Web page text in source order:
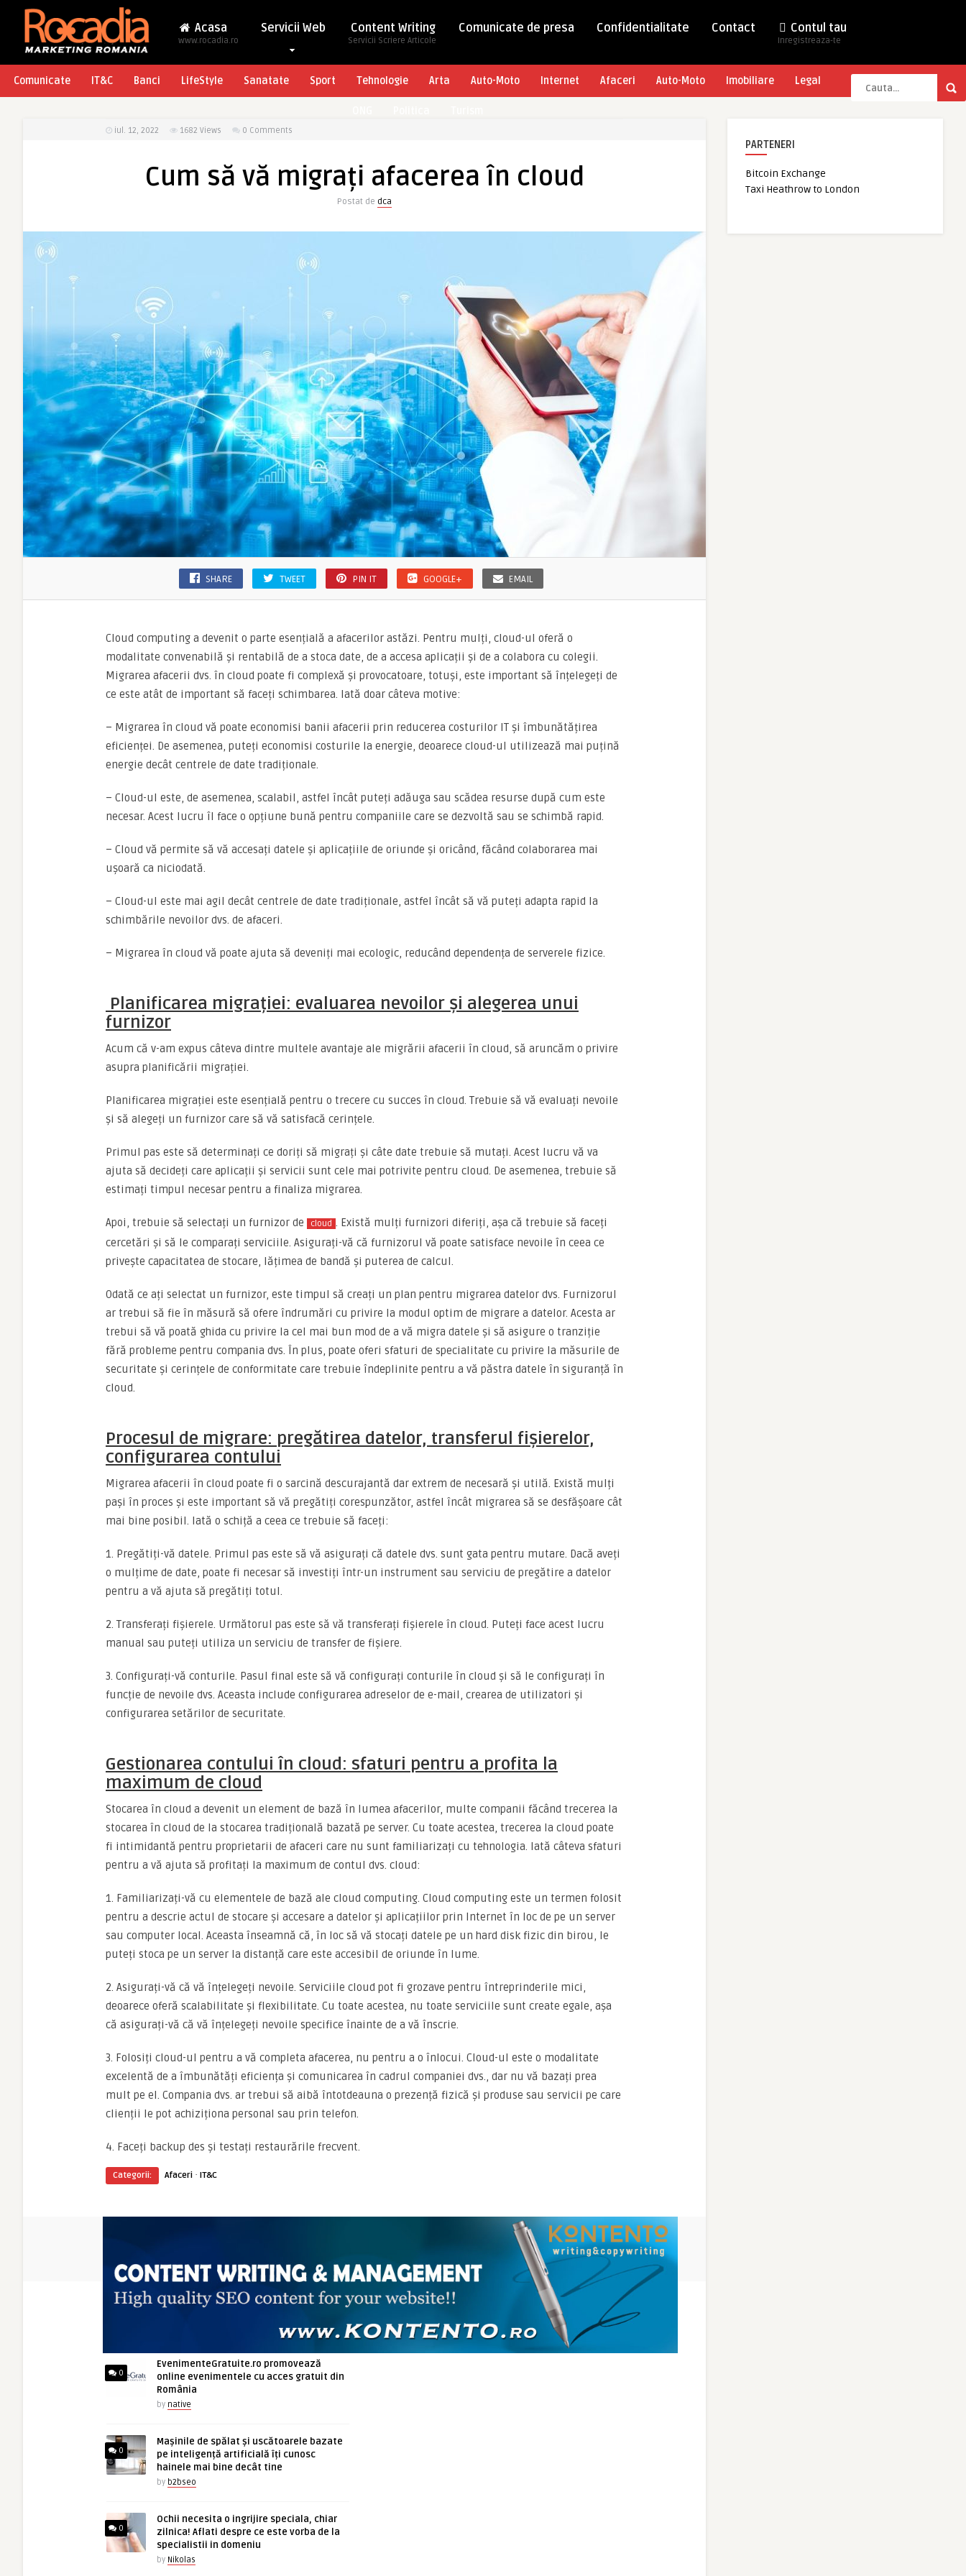
Acasa
www.rocadia.ro
Servicii Web Content Writing
Servicii Scriere Articole
Comunicate de presa Confidentialitate Contact Contul tau
Inregistreaza-te
Comunicate IT&C Banci LifeStyle Sanatate Sport Tehnologie Arta Auto-Moto Internet Afaceri Auto-Moto Imobiliare Legal
iul. 12, 2022 1682 Views 0 Comments
Cum să vă migrați afacerea în cloud
Postat de dca
SHARE TWEET PIN IT GOOGLE+ EMAIL
Cloud computing a devenit o parte esențială a afacerilor astăzi. Pentru mulți, cloud-ul oferă o
modalitate convenabilă și rentabilă de a stoca date, de a accesa aplicații și de a colabora cu colegii.
Migrarea afacerii dvs. în cloud poate fi complexă și provocatoare, totuși, este important să înțelegeți de
ce este atât de important să faceți schimbarea. Iată doar câteva motive:
– Migrarea în cloud vă poate economisi banii afacerii prin reducerea costurilor IT și îmbunătățirea
eficienței. De asemenea, puteți economisi costurile la energie, deoarece cloud-ul utilizează mai puțină
energie decât centrele de date tradiționale.
– Cloud-ul este, de asemenea, scalabil, astfel încât puteți adăuga sau scădea resurse după cum este
necesar. Acest lucru îl face o opțiune bună pentru companiile care se dezvoltă sau se schimbă rapid.
– Cloud vă permite să vă accesați datele și aplicațiile de oriunde și oricând, făcând colaborarea mai
ușoară ca niciodată.
– Cloud-ul este mai agil decât centrele de date tradiționale, astfel încât să vă puteți adapta rapid la
schimbările nevoilor dvs. de afaceri.
– Migrarea în cloud vă poate ajuta să deveniți mai ecologic, reducând dependența de serverele fizice.
Planificarea migrației: evaluarea nevoilor și alegerea unui
furnizor
Acum că v-am expus câteva dintre multele avantaje ale migrării afacerii în cloud, să aruncăm o privire
asupra planificării migrației.
Planificarea migrației este esențială pentru o trecere cu succes în cloud. Trebuie să vă evaluați nevoile
și să alegeți un furnizor care să vă satisfacă cerințele.
Primul pas este să determinați ce doriți să migrați și câte date trebuie să mutați. Acest lucru vă va
ajuta să decideți care aplicații și servicii sunt cele mai potrivite pentru cloud. De asemenea, trebuie să
estimați timpul necesar pentru a finaliza migrarea.
Apoi, trebuie să selectați un furnizor de cloud . Există mulți furnizori diferiți, așa că trebuie să faceți
cercetări și să le comparați serviciile. Asigurați-vă că furnizorul vă poate satisface nevoile în ceea ce
privește capacitatea de stocare, lățimea de bandă și puterea de calcul.
Odată ce ați selectat un furnizor, este timpul să creați un plan pentru migrarea datelor dvs. Furnizorul
ar trebui să fie în măsură să ofere îndrumări cu privire la modul optim de migrare a datelor. Acesta ar
trebui să vă poată ghida cu privire la cel mai bun mod de a vă migra datele și să asigure o tranziție
fără probleme pentru compania dvs. În plus, poate oferi sfaturi de specialitate cu privire la măsurile de
securitate și cerințele de conformitate care trebuie îndeplinite pentru a vă păstra datele în siguranță în
cloud.
Procesul de migrare: pregătirea datelor, transferul fișierelor,
configurarea contului
Migrarea afacerii în cloud poate fi o sarcină descurajantă dar extrem de necesară și utilă. Există mulți
pași în proces și este important să vă pregătiți corespunzător, astfel încât migrarea să se desfășoare cât
mai bine posibil. Iată o schiță a ceea ce trebuie să faceți:
1. Pregătiți-vă datele. Primul pas este să vă asigurați că datele dvs. sunt gata pentru mutare. Dacă aveți
o mulțime de date, poate fi necesar să investiți într-un instrument sau serviciu de pregătire a datelor
pentru a vă ajuta să pregătiți totul.
2. Transferați fișierele. Următorul pas este să vă transferați fișierele în cloud. Puteți face acest lucru
manual sau puteți utiliza un serviciu de transfer de fișiere.
3. Configurați-vă conturile. Pasul final este să vă configurați conturile în cloud și să le configurați în
funcție de nevoile dvs. Aceasta include configurarea adreselor de e-mail, crearea de utilizatori și
configurarea setărilor de securitate.
Gestionarea contului în cloud: sfaturi pentru a profita la
maximum de cloud
Stocarea în cloud a devenit un element de bază în lumea afacerilor, multe companii făcând trecerea la
stocarea în cloud de la stocarea tradițională bazată pe server. Cu toate acestea, trecerea la cloud poate
fi intimidantă pentru proprietarii de afaceri care nu sunt familiarizați cu tehnologia. Iată câteva sfaturi
pentru a vă ajuta să profitați la maximum de contul dvs. cloud:
1. Familiarizați-vă cu elementele de bază ale cloud computing. Cloud computing este un termen folosit
pentru a descrie actul de stocare și accesare a datelor și aplicațiilor prin Internet în loc de pe un server
sau computer local. Aceasta înseamnă că, în loc să vă stocați datele pe un hard disk fizic din birou, le
puteți stoca pe un server la distanță care este accesibil de oriunde în lume.
2. Asigurați-vă că vă înțelegeți nevoile. Serviciile cloud pot fi grozave pentru întreprinderile mici,
deoarece oferă scalabilitate și flexibilitate. Cu toate acestea, nu toate serviciile sunt create egale, așa
că asigurați-vă că vă înțelegeți nevoile specifice înainte de a vă înscrie.
3. Folosiți cloud-ul pentru a vă completa afacerea, nu pentru a o înlocui. Cloud-ul este o modalitate
excelentă de a îmbunătăți eficiența și comunicarea în cadrul companiei dvs., dar nu vă bazați prea
mult pe el. Compania dvs. ar trebui să aibă întotdeauna o prezență fizică și produse sau servicii pe care
clienții le pot achiziționa personal sau prin telefon.
4. Faceți backup des și testați restaurările frecvent.
Categorii: Afaceri · IT&C
0
EvenimenteGratuite.ro promovează
online evenimentele cu acces gratuit din
România
by native
0
Mașinile de spălat și uscătoarele bazate
pe inteligență artificială îți cunosc
hainele mai bine decât tine
by b2bseo
0
Ochii necesita o ingrijire speciala, chiar
zilnica! Aflati despre ce este vorba de la
specialistii in domeniu
by Nikolas
ARTICOLE ASEMANATOARE
PARTENERI
Bitcoin Exchange
Taxi Heathrow to London